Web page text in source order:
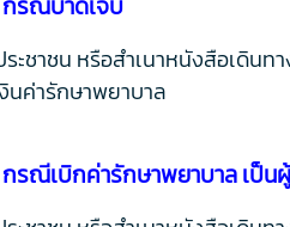
ระชาชน หรือสำเนาหนังสือเดิน
นค่ารักษาพยาบาล
กรณีเบิกค่ารักษาพยาบาล เป็น